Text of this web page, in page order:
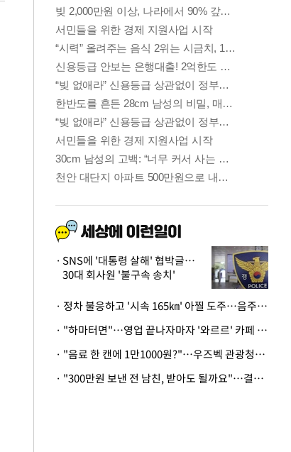
SNS에 '대통령 살해' 협박글…
30대 회사원 '불구속 송치'
· 정차 불응하고 '시속 165㎞' 아찔 도주…음주운전자 체포
· "하마터면"…영업 끝나자마자 '와르르' 카페 테라스 덮친 대리석 외벽
· "음료 한 캔에 1만1000원?"…우즈벡 관광청까지 나섰다, 유튜버 폭로 후폭풍
· "300만원 보낸 전 남친, 받아도 될까요"…결혼 앞둔 예비신부의 뜻밖 고충